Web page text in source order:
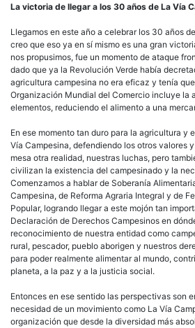
La victoria de llegar a los 30 años de La Vía
Llegamos en este año a celebrar los 30 años
creo que eso ya en sí mismo es una gran
nos propusimos, fue un momento de ataque
dado que ya la Revolución Verde había
agricultura campesina no era eficaz y tenía
Organización Mundial del Comercio incluye la
elementos, reduciendo el alimento a una
En ese momento tan duro para la agricultura y
Vía Campesina, defendiendo los otros valores
mesa otra realidad, nuestras luchas, pero
civilizan la existencia del campesinado y la
Comenzamos a hablar de Soberanía
Campesina, de Reforma Agraria Integral y de
Popular, logrando llegar a este mojón tan
Declaración de Derechos Campesinos en
reconocimiento de nuestra entidad como
rural, pescador, pueblo aborigen y nuestros
para poder realmente alimentar al mundo,
planeta, a la paz y a la justicia social.
Entonces en ese sentido las perspectivas son
necesidad de un movimiento como La Vía
organización que desde la diversidad más